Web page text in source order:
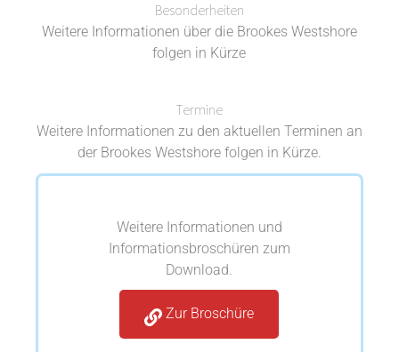
Besonderheiten
Weitere Informationen über die Brookes Westshore
folgen in Kürze
Termine
Weitere Informationen zu den aktuellen Terminen an
der Brookes Westshore folgen in Kürze.
Weitere Informationen und
Informationsbroschüren zum
Download.
Zur Broschüre